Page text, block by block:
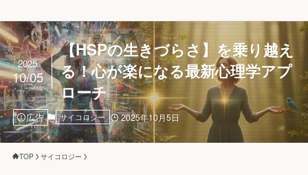
【HSPの生きづらさ】を乗り越え
る！心が楽になる最新心理学アプ
ローチ
2025
10/05
広告 サイコロジー 2025年10月5日
TOP サイコロジー